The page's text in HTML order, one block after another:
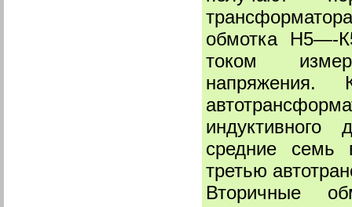
обмотка Н5—-
током
индуктивного
средние семь
третью
Вторичные